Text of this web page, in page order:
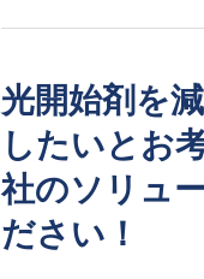
光開始剤を
したいとお
社のソリュ
ださい！